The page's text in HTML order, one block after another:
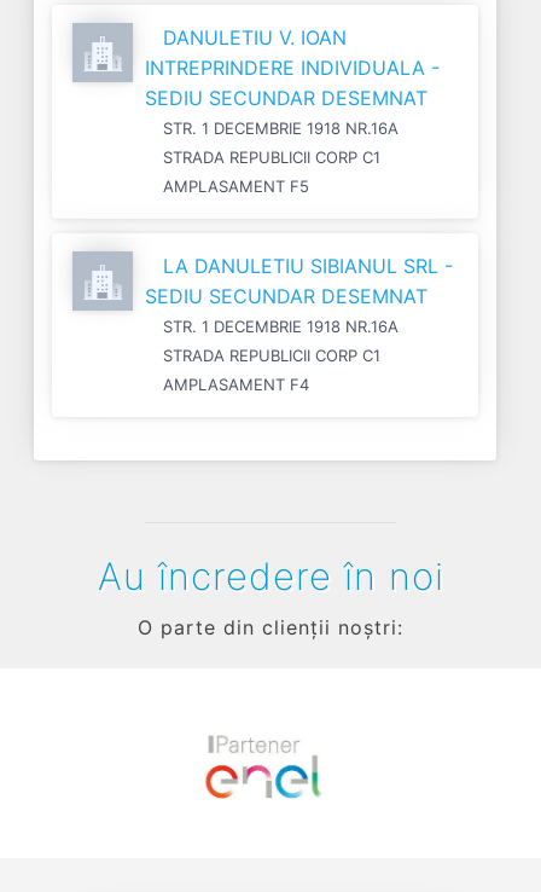
DANULETIU V. IOAN
INTREPRINDERE INDIVIDUALA -
SEDIU SECUNDAR DESEMNAT
STR. 1 DECEMBRIE 1918 NR.16A
STRADA REPUBLICII CORP C1
AMPLASAMENT F5
LA DANULETIU SIBIANUL SRL -
SEDIU SECUNDAR DESEMNAT
STR. 1 DECEMBRIE 1918 NR.16A
STRADA REPUBLICII CORP C1
AMPLASAMENT F4
Au încredere în noi
O parte din clienții noștri: